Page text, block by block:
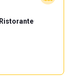
Ristorante·